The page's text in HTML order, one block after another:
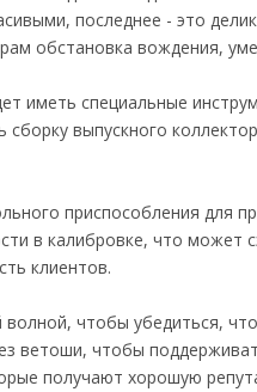
последнее - это
обстановка вождения,
иметь специальные
выпускного
приспособления для
в калибровке, что может
клиентов.
чтобы убедиться,
ветоши, чтобы
получают хорошую